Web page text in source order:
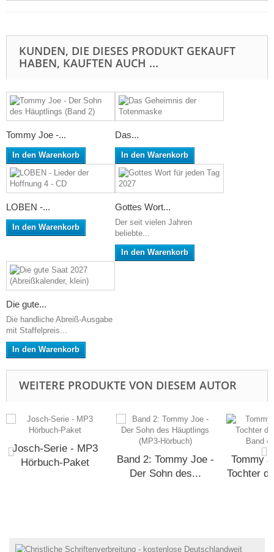
KUNDEN, DIE DIESES PRODUKT GEKAUFT
HABEN, KAUFTEN AUCH ...
Tommy Joe -...
In den Warenkorb
Das...
In den Warenkorb
LOBEN -...
In den Warenkorb
Gottes Wort...
Der seit vielen Jahren
beliebte...
In den Warenkorb
Die gute...
Die handliche Abreiß-Ausgabe
mit Staffelpreis...
In den Warenkorb
WEITERE PRODUKTE VON DIESEM AUTOR
Josch-Serie - MP3
Hörbuch-Paket
Band 2: Tommy Joe -
Der Sohn des...
Tommy
Tochter